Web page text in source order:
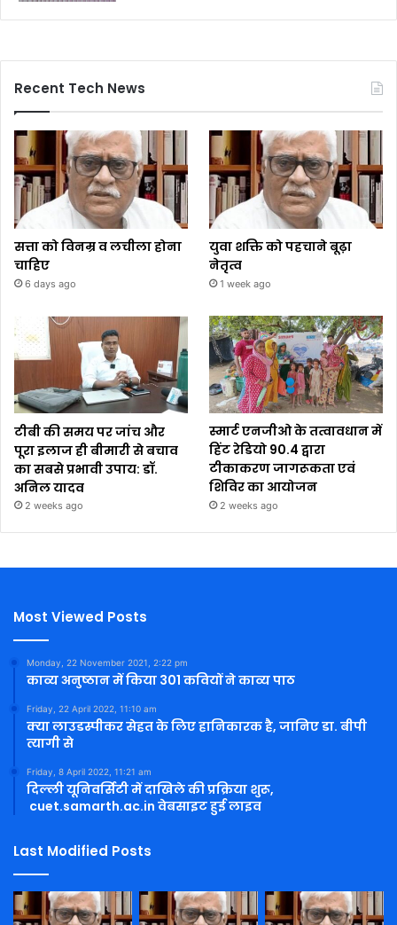
Recent Tech News
सत्ता को विनम्र व लचीला होना
चाहिए
6 days ago
युवा शक्ति को पहचाने बूढ़ा
नेतृत्व
1 week ago
टीबी की समय पर जांच और
पूरा इलाज ही बीमारी से बचाव
का सबसे प्रभावी उपाय: डॉ.
अनिल यादव
2 weeks ago
स्मार्ट एनजीओ के तत्वावधान में
हिंट रेडियो 90.4 द्वारा
टीकाकरण जागरूकता एवं
शिविर का आयोजन
2 weeks ago
Most Viewed Posts
Monday, 22 November 2021, 2:22 pm
काव्य अनुष्ठान में किया 301 कवियों ने काव्य पाठ
Friday, 22 April 2022, 11:10 am
क्या लाउडस्पीकर सेहत के लिए हानिकारक है, जानिए डा. बीपी
त्यागी से
Friday, 8 April 2022, 11:21 am
दिल्ली यूनिवर्सिटी में दाखिले की प्रक्रिया शुरू,
cuet.samarth.ac.in वेबसाइट हुई लाइव
Last Modified Posts